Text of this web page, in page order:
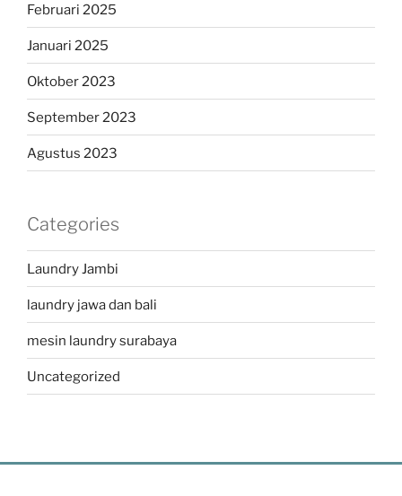
Februari 2025
Januari 2025
Oktober 2023
September 2023
Agustus 2023
Categories
Laundry Jambi
laundry jawa dan bali
mesin laundry surabaya
Uncategorized